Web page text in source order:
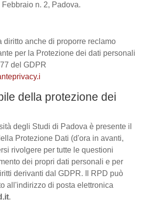
Febbraio n. 2, Padova.
diritto anche di proporre reclamo
per la Protezione dei dati personali
del GDPR
della protezione dei
degli Studi di Padova è presente il
Protezione Dati (d'ora in avanti,
rivolgere per tutte le questioni
dei propri dati personali e per
derivanti dal GDPR. Il RPD può
all'indirizzo di posta elettronica
.